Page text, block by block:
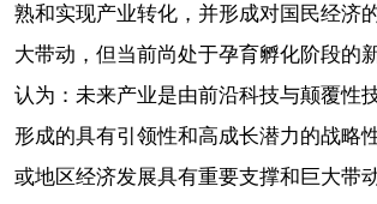
熟和实现产业转化，并形成对国民经济
大带动，但当前尚处于孕育孵化阶段的
认为：未来产业是由前沿科技与颠覆性
形成的具有引领性和高成长潜力的战略
或地区经济发展具有重要支撑和巨大带